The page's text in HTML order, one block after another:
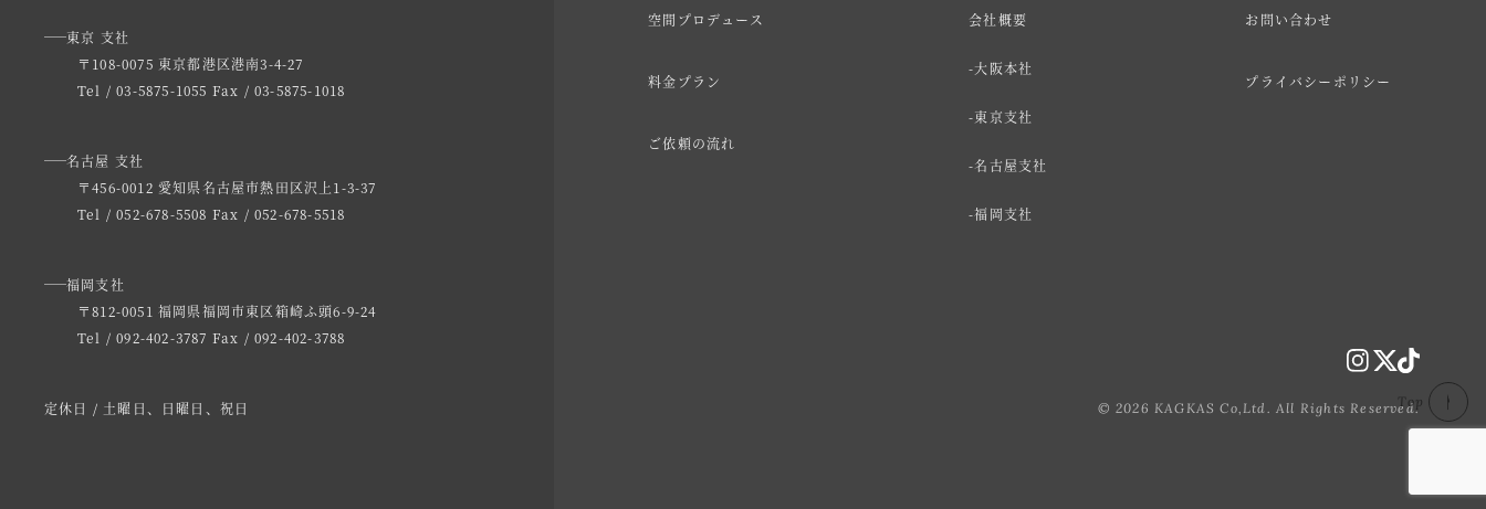
東京 支社
〒108-0075 東京都港区港南3-4-27
Tel / 03-5875-1055 Fax / 03-5875-1018
名古屋 支社
〒456-0012 愛知県名古屋市熱田区沢上1-3-37
Tel / 052-678-5508 Fax / 052-678-5518
福岡支社
〒812-0051 福岡県福岡市東区箱崎ふ頭6-9-24
Tel / 092-402-3787 Fax / 092-402-3788
定休日 / 土曜日、日曜日、祝日 Top
空間プロデュース
料金プラン
ご依頼の流れ
会社概要
大阪本社
東京支社
名古屋支社
福岡支社
お問い合わせ
プライバシーポリシー
© 2026 KAGKAS Co,Ltd. All Rights Reserved.